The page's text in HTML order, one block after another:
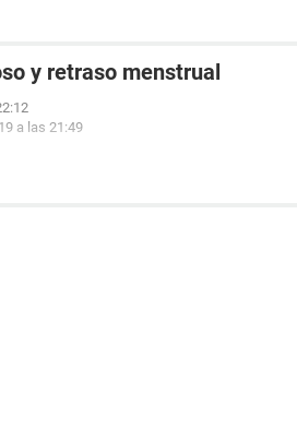
y retraso menstrual
a las 21:49